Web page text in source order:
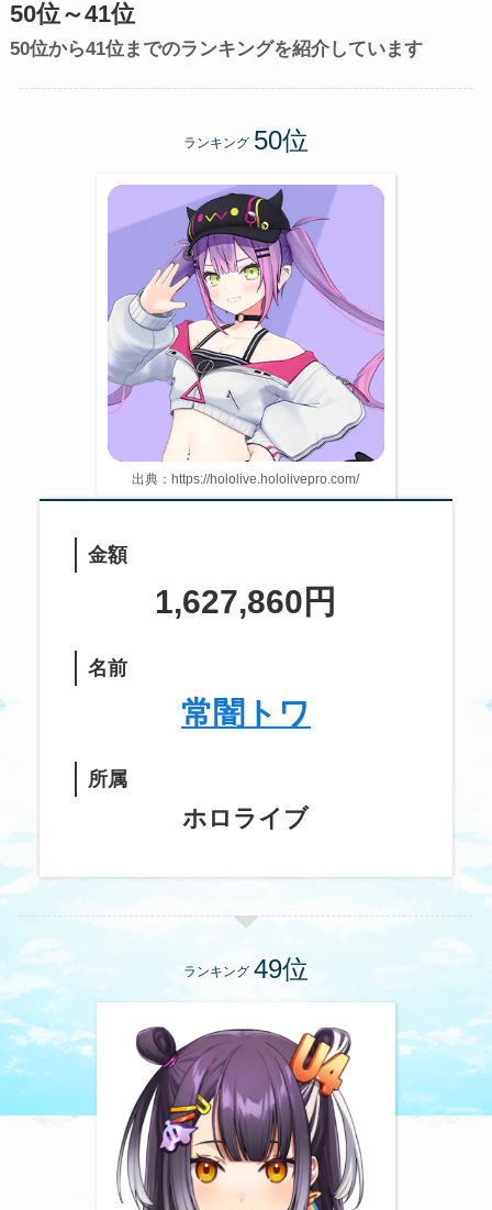
50位～41位
50位から41位までのランキングを紹介しています
ランキング
出典：https://hololive.hololivepro.com/
金額
1,627,860 円
名前
常闇トワ
所属
ホロライブ
ランキング